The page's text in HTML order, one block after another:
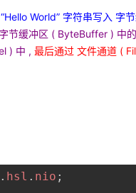
World” 字符串写入 字
节缓冲区 ( ByteBuffer ) 中
) 中 , 最后通过 文件通道 (
. hsl . nio ;